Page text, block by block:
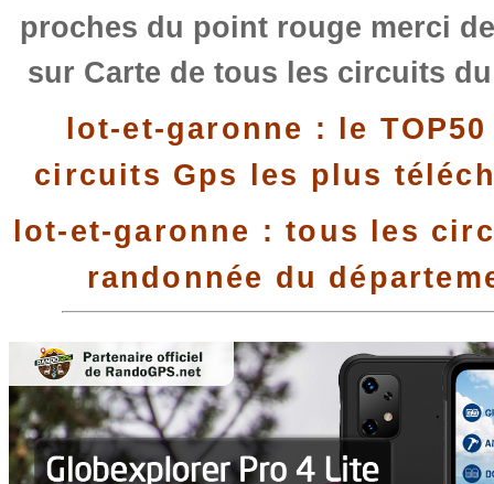
proches du point rouge merci
sur Carte de tous les circuits du
lot-et-garonne : le
circuits Gps les plus
lot-et-garonne : tous les
randonnée du